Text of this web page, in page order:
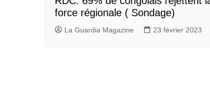
force régionale ( Sondage)
La Guardia Magazine 23 février 2023